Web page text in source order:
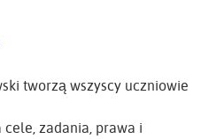
tworzą wszyscy uczniowie
zadania, prawa i